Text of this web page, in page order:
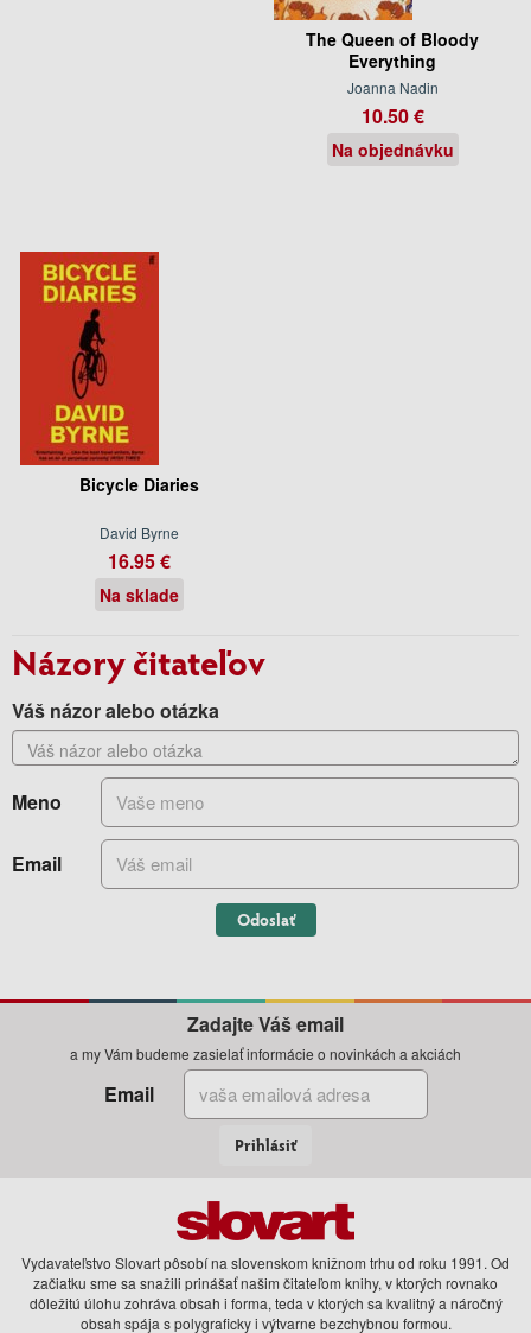
The Queen of Bloody
Everything
Joanna Nadin
10.50 €
Na objednávku
Bicycle Diaries
David Byrne
16.95 €
Na sklade
Názory čitateľov
Váš názor alebo otázka
Meno
Email
Odoslať
Zadajte Váš email
a my Vám budeme zasielať informácie o novinkách a akciách
Email
Prihlásiť
Vydavateľstvo Slovart pôsobí na slovenskom knižnom trhu od roku 1991. Od
začiatku sme sa snažili prinášať našim čitateľom knihy, v ktorých rovnako
dôležitú úlohu zohráva obsah i forma, teda v ktorých sa kvalitný a náročný
obsah spája s polygraficky i výtvarne bezchybnou formou.